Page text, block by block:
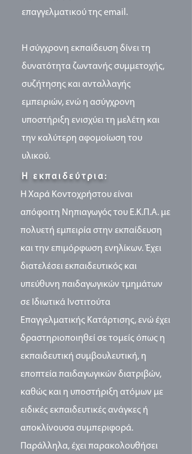
επαγγελματικού της email.
Η σύγχρονη εκπαίδευση δίνει τη
δυνατότητα ζωντανής συμμετοχής,
συζήτησης και ανταλλαγής
εμπειριών, ενώ η ασύγχρονη
υποστήριξη ενισχύει τη μελέτη και
την καλύτερη αφομοίωση του
υλικού.
Η εκπαιδεύτρια:
Η Χαρά Κοντοχρήστου είναι
απόφοιτη Νηπιαγωγός του Ε.Κ.Π.Α. με
πολυετή εμπειρία στην εκπαίδευση
και την επιμόρφωση ενηλίκων. Έχει
διατελέσει εκπαιδευτικός και
υπεύθυνη παιδαγωγικών τμημάτων
σε Ιδιωτικά Ινστιτούτα
Επαγγελματικής Κατάρτισης, ενώ έχει
δραστηριοποιηθεί σε τομείς όπως η
εκπαιδευτική συμβουλευτική, η
εποπτεία παιδαγωγικών διατριβών,
καθώς και η υποστήριξη ατόμων με
ειδικές εκπαιδευτικές ανάγκες ή
αποκλίνουσα συμπεριφορά.
Παράλληλα, έχει παρακολουθήσει